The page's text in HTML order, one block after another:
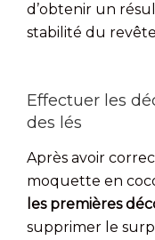
d’obtenir un
stabilité du
Effectuer les
des lés
Après avoir
moquette en
les premières
supprimer le